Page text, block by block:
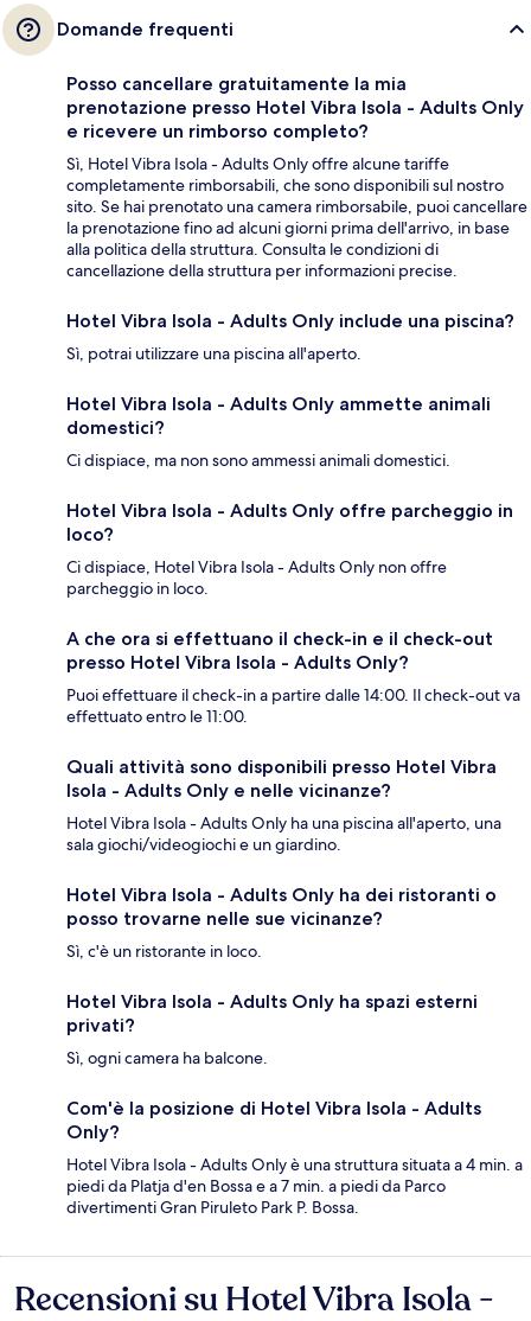
Domande frequenti
Posso cancellare gratuitamente la mia
prenotazione presso Hotel Vibra Isola - Adults Only
e ricevere un rimborso completo?
Sì, Hotel Vibra Isola - Adults Only offre alcune tariffe
completamente rimborsabili, che sono disponibili sul nostro
sito. Se hai prenotato una camera rimborsabile, puoi cancellare
la prenotazione fino ad alcuni giorni prima dell'arrivo, in base
alla politica della struttura. Consulta le condizioni di
cancellazione della struttura per informazioni precise.
Hotel Vibra Isola - Adults Only include una piscina?
Sì, potrai utilizzare una piscina all'aperto.
Hotel Vibra Isola - Adults Only ammette animali
domestici?
Ci dispiace, ma non sono ammessi animali domestici.
Hotel Vibra Isola - Adults Only offre parcheggio in
loco?
Ci dispiace, Hotel Vibra Isola - Adults Only non offre
parcheggio in loco.
A che ora si effettuano il check-in e il check-out
presso Hotel Vibra Isola - Adults Only?
Puoi effettuare il check-in a partire dalle 14:00. Il check-out va
effettuato entro le 11:00.
Quali attività sono disponibili presso Hotel Vibra
Isola - Adults Only e nelle vicinanze?
Hotel Vibra Isola - Adults Only ha una piscina all'aperto, una
sala giochi/videogiochi e un giardino.
Hotel Vibra Isola - Adults Only ha dei ristoranti o
posso trovarne nelle sue vicinanze?
Sì, c'è un ristorante in loco.
Hotel Vibra Isola - Adults Only ha spazi esterni
privati?
Sì, ogni camera ha balcone.
Com'è la posizione di Hotel Vibra Isola - Adults
Only?
Hotel Vibra Isola - Adults Only è una struttura situata a 4 min. a
piedi da Platja d'en Bossa e a 7 min. a piedi da Parco
divertimenti Gran Piruleto Park P. Bossa.
Recensioni
Recensioni su Hotel Vibra Isola -